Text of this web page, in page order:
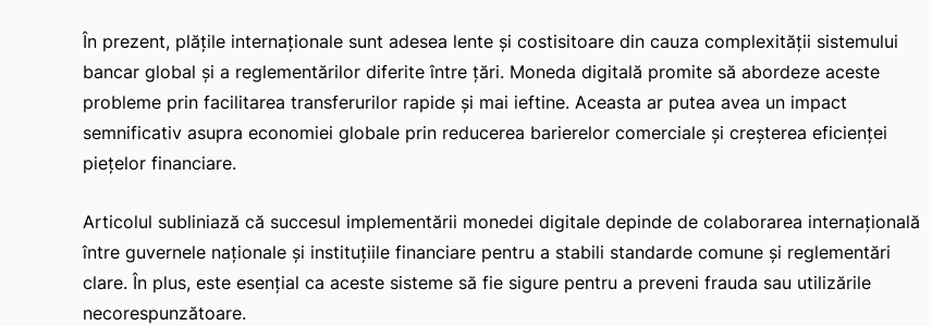
În prezent, plățile internaționale sunt adesea lente și costisitoare din cauza complexității sistemului
bancar global și a reglementărilor diferite între țări. Moneda digitală promite să abordeze aceste
probleme prin facilitarea transferurilor rapide și mai ieftine. Aceasta ar putea avea un impact
semnificativ asupra economiei globale prin reducerea barierelor comerciale și creșterea eficienței
piețelor financiare.
Articolul subliniază că succesul implementării monedei digitale depinde de colaborarea internațională
între guvernele naționale și instituțiile financiare pentru a stabili standarde comune și reglementări
clare. În plus, este esențial ca aceste sisteme să fie sigure pentru a preveni frauda sau utilizările
necorespunzătoare.